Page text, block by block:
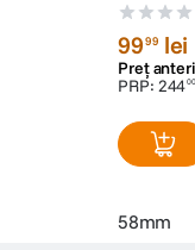
9999 lei
Preț
PRP: 24400
58mm